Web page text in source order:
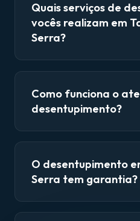
Quais serviços de
vocês realizam em
Serra?
Como funciona o
desentupimento?
O desentupimento
Serra tem garantia?